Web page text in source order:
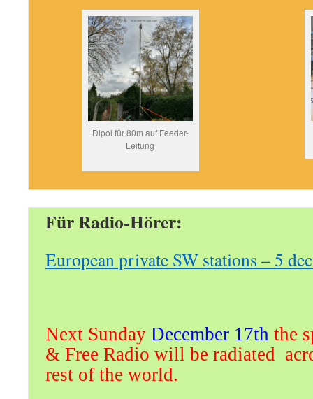
Dipol für 80m auf Feeder-
Leitung
Für Radio-Hörer:
European private SW stations – 5
Next Sunday December 17th the
& Free Radio will be radiated
rest of the world.